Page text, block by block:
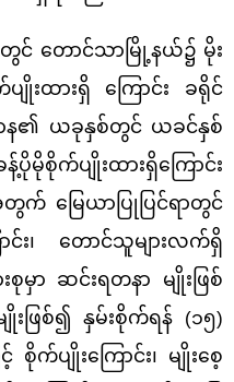
တွင် တောင်သာမြို့နယ်၌ မိုး
းထားရှိ ကြောင်း ခရိုင်
ဌာန၏ ယခုနှစ်တွင် ယခင်နှစ်
က်ပျိုးထားရှိကြောင်း
က် မြေယာပြုပြင်ရာတွင်
း၊ တောင်သူများလက်ရှိ
စုမှာ ဆင်းရတနာ မျိုးဖြစ်
ျိုးဖြစ်၍ နှမ်းစိုက်ရန် (၁၅)
ပျိုးကြောင်း၊ မျိုးစေ့